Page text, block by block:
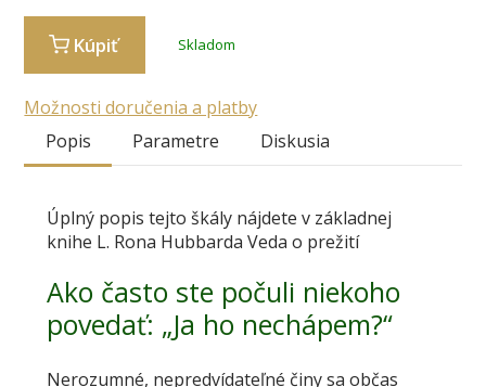
Kúpiť Skladom
Možnosti doručenia a platby
Popis
Parametre Diskusia
Úplný popis tejto škály nájdete v základnej
knihe L. Rona Hubbarda Veda o prežití
Ako často ste počuli niekoho
povedať: „Ja ho nechápem?“
Nerozumné, nepredvídateľné činy sa občas